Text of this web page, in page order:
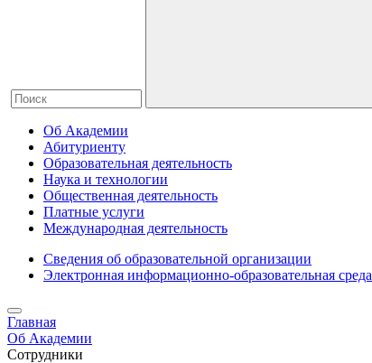
Об Академии
Абитуриенту
Образовательная деятельность
Наука и технологии
Общественная деятельность
Платные услуги
Международная деятельность
Сведения об образовательной организации
Электронная информационно-образовательная среда
Главная
Об Академии
Сотрудники